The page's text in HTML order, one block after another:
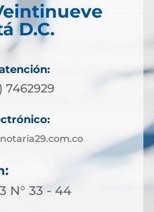
D.C.
7462929
N° 33 - 44